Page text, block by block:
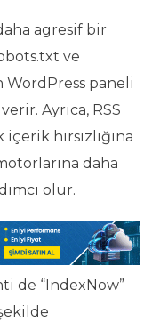
agresif bir
ve
WordPress paneli
Ayrıca, RSS
hırsızlığına
daha
olur.
de “IndexNow”